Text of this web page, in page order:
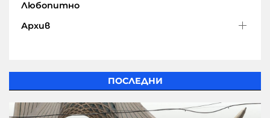
Любопитно
Архив
ПОСЛЕДНИ